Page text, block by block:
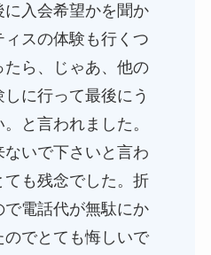
に入会希望かを聞か
スの体験も行くつ
たら、じゃあ、他の
に行って最後にう
と言われました。
ないで下さいと言わ
も残念でした。折
で電話代が無駄にか
でとても悔しいで